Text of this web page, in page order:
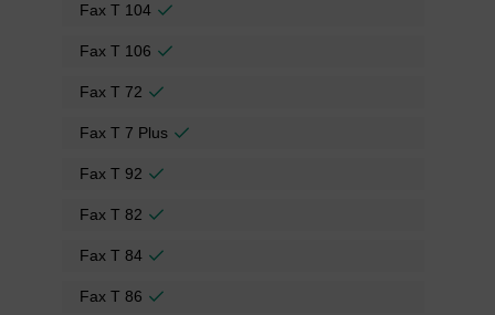
Fax T 104
Fax T 106
Fax T 72
Fax T 7 Plus
Fax T 92
Fax T 82
Fax T 84
Fax T 86